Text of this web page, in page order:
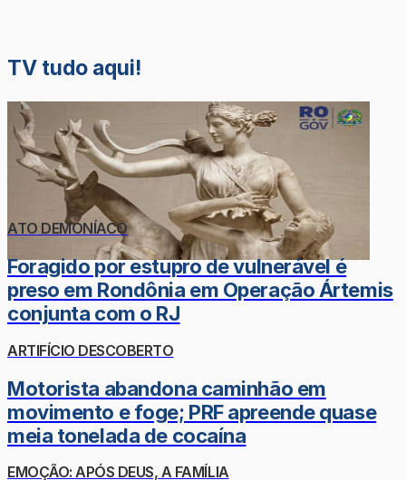
TV tudo aqui!
ATO DEMONÍACO
Foragido por estupro de vulnerável é
preso em Rondônia em Operação Ártemis
conjunta com o RJ
ARTIFÍCIO DESCOBERTO
Motorista abandona caminhão em
movimento e foge; PRF apreende quase
meia tonelada de cocaína
EMOÇÃO: APÓS DEUS, A FAMÍLIA